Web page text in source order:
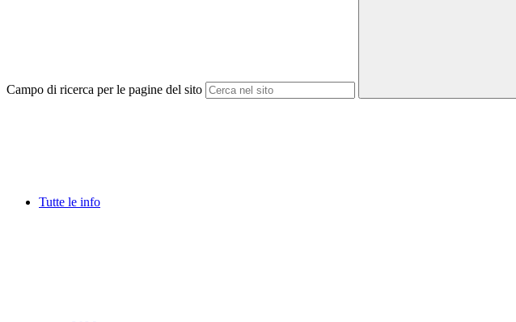
Campo di ricerca per le pagine del sito
Tutte le info